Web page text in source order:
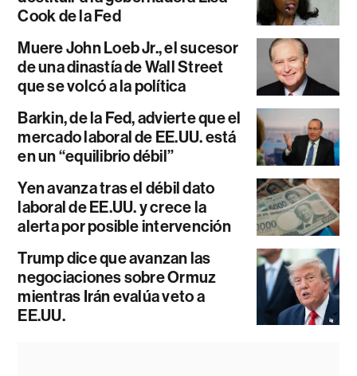
Cook de la Fed
Muere John Loeb Jr., el sucesor
de una dinastía de Wall Street
que se volcó a la política
Barkin, de la Fed, advierte que el
mercado laboral de EE.UU. está
en un “equilibrio débil”
Yen avanza tras el débil dato
laboral de EE.UU. y crece la
alerta por posible intervención
Trump dice que avanzan las
negociaciones sobre Ormuz
mientras Irán evalúa veto a
EE.UU.